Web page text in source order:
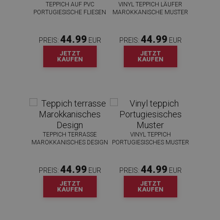
TEPPICH AUF PVC
PORTUGIESISCHE FLIESEN
PREIS: 44.99 EUR
JETZT
KAUFEN
VINYL TEPPICH LÄUFER
MAROKKANISCHE MUSTER
PREIS: 44.99 EUR
JETZT
KAUFEN
TEPPICH TERRASSE
MAROKKANISCHES DESIGN
PREIS: 44.99 EUR
JETZT
KAUFEN
VINYL TEPPICH
PORTUGIESISCHES MUSTER
PREIS: 44.99 EUR
JETZT
KAUFEN